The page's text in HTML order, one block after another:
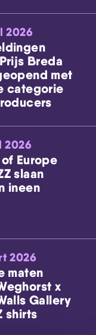
2026
Breda
met
categorie
2026
Europe
slaan
ineen
2026
maten
x
Gallery
shirts